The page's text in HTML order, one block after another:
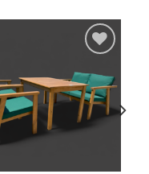
Favorilere
Ekle